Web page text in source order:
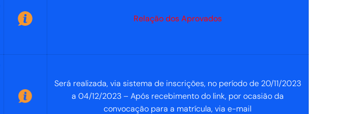
Relação dos Aprovados
Será realizada, via sistema de inscrições, no período de 20/11/2023
a 04/12/2023– Após recebimento do link, por ocasião da
convocação para a matrícula, via e-mail